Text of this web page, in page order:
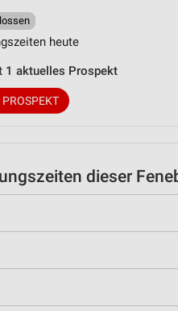
heute
1 aktuelles Prospekt
dieser